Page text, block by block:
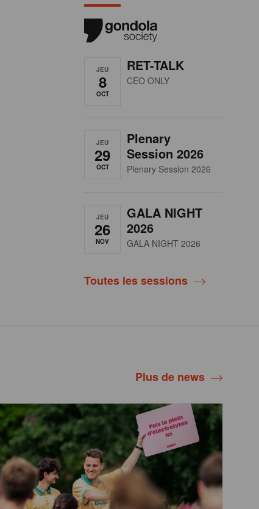
JEU
8
OCT
RET-TALK
CEO ONLY
JEU
29
OCT
Plenary
Session 2026
Plenary Session 2026
JEU
26
NOV
GALA NIGHT
2026
GALA NIGHT 2026
Toutes les sessions
Plus de news